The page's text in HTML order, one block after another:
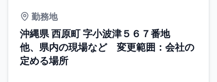
勤務地
沖縄県 西原町 字小波津５６７番地
他、県内の現場など 変更範囲：会社の
定める場所